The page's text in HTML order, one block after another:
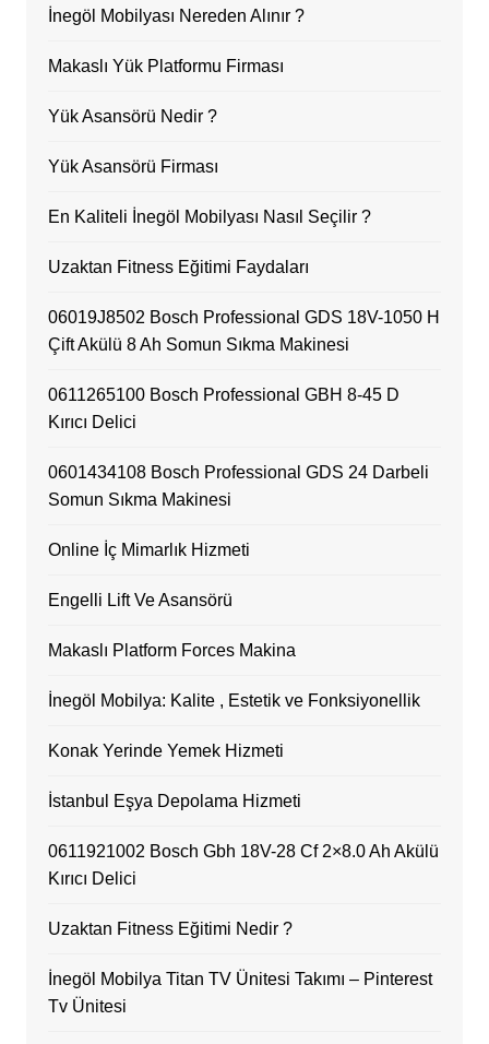
İnegöl Mobilyası Nereden Alınır ?
Makaslı Yük Platformu Firması
Yük Asansörü Nedir ?
Yük Asansörü Firması
En Kaliteli İnegöl Mobilyası Nasıl Seçilir ?
Uzaktan Fitness Eğitimi Faydaları
06019J8502 Bosch Professional GDS 18V-1050 H
Çift Akülü 8 Ah Somun Sıkma Makinesi
0611265100 Bosch Professional GBH 8-45 D
Kırıcı Delici
0601434108 Bosch Professional GDS 24 Darbeli
Somun Sıkma Makinesi
Online İç Mimarlık Hizmeti
Engelli Lift Ve Asansörü
Makaslı Platform Forces Makina
İnegöl Mobilya: Kalite , Estetik ve Fonksiyonellik
Konak Yerinde Yemek Hizmeti
İstanbul Eşya Depolama Hizmeti
0611921002 Bosch Gbh 18V-28 Cf 2×8.0 Ah Akülü
Kırıcı Delici
Uzaktan Fitness Eğitimi Nedir ?
İnegöl Mobilya Titan TV Ünitesi Takımı – Pinterest
Tv Ünitesi